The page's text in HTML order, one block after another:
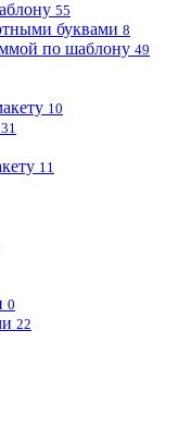
55
буквами 8
по шаблону 49
10
31
11
0
22